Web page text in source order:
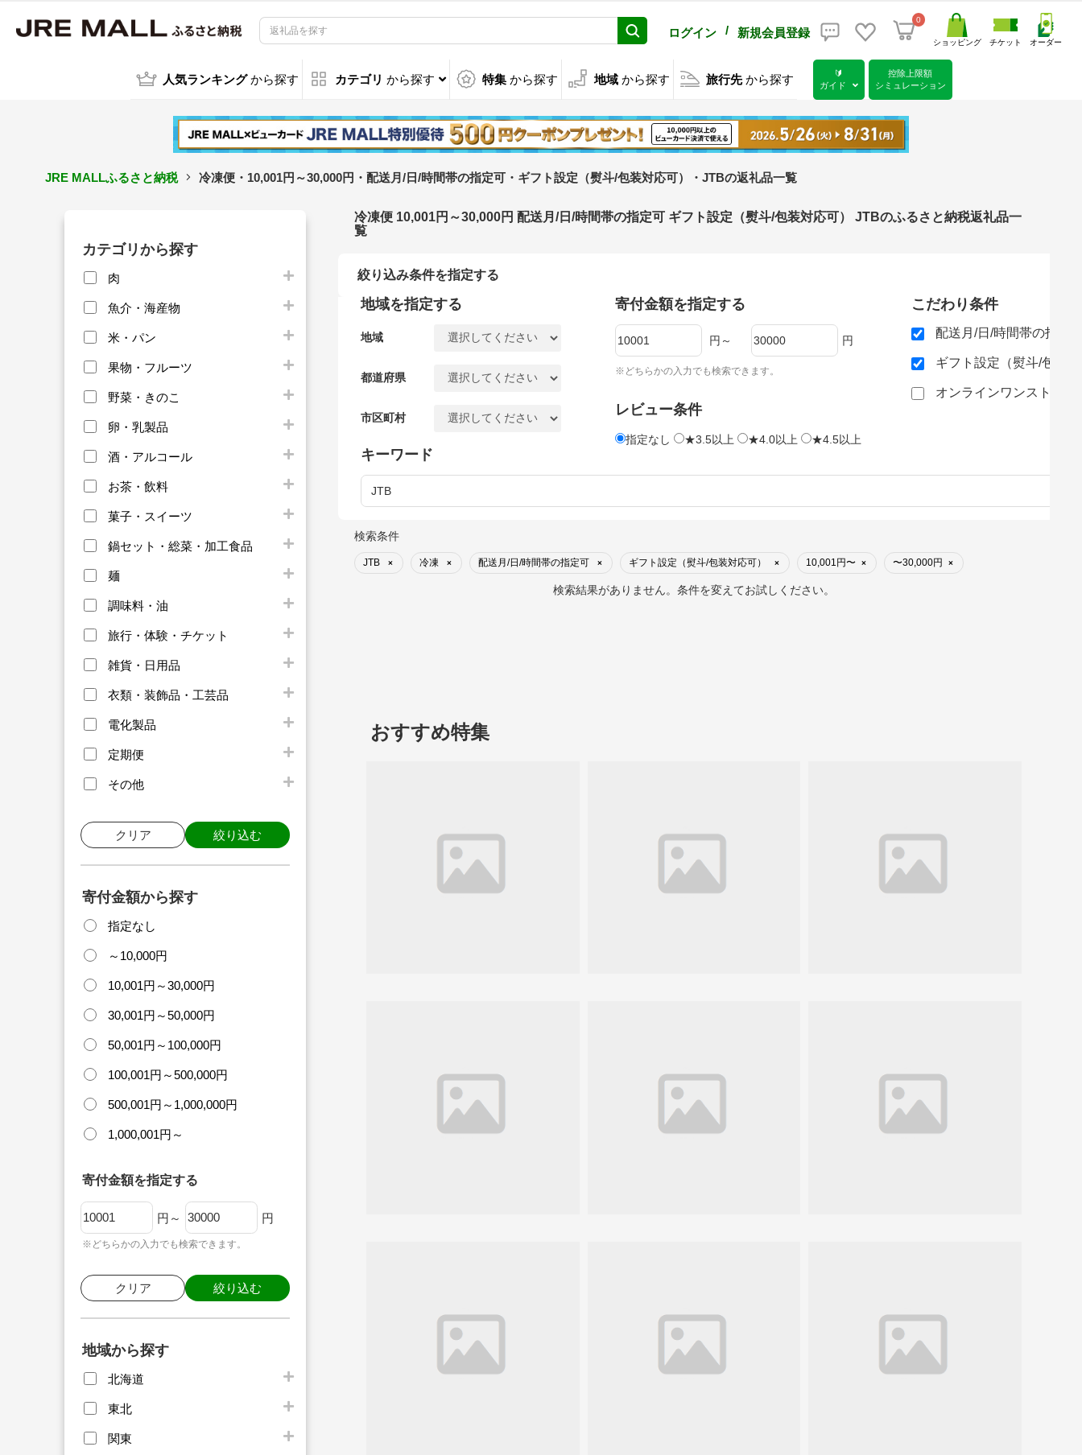
ログイン / 新規会員登録
0
ショッピング チケット オーダー
人気ランキング から探す カテゴリ から探す 特集 から探す 地域 から探す 旅行先 から探す
🔰
ガイド
控除上限額
シミュレーション
JRE MALLふるさと納税 冷凍便・10,001円～30,000円・配送月/日/時間帯の指定可・ギフト設定（熨斗/包装対応可）・JTBの返礼品一覧
カテゴリから探す
肉
魚介・海産物
米・パン
果物・フルーツ
野菜・きのこ
卵・乳製品
酒・アルコール
お茶・飲料
菓子・スイーツ
鍋セット・総菜・加工食品
麺
調味料・油
旅行・体験・チケット
雑貨・日用品
衣類・装飾品・工芸品
電化製品
定期便
その他
クリア 絞り込む
寄付金額から探す
指定なし
～10,000円
10,001円～30,000円
30,001円～50,000円
50,001円～100,000円
100,001円～500,000円
500,001円～1,000,000円
1,000,001円～
寄付金額を指定する
円～ 円
※どちらかの入力でも検索できます。
クリア 絞り込む
地域から探す
北海道
東北
関東
冷凍便 10,001円～30,000円 配送月/日/時間帯の指定可 ギフト設定（熨斗/包装対応可） JTBのふるさと納税返礼品一
覧
絞り込み条件を指定する
地域を指定する
地域
都道府県
市区町村
寄付金額を指定する
円～ 円
※どちらかの入力でも検索できます。
レビュー条件
指定なし ★3.5以上 ★4.0以上 ★4.5以上
こだわり条件
配送月/日/時間帯の指定
ギフト設定（熨斗/包装
オンラインワンストップ
キーワード
検索条件
JTB × 冷凍 × 配送月/日/時間帯の指定可 × ギフト設定（熨斗/包装対応可） × 10,001円〜 × 〜30,000円 ×
検索結果がありません。条件を変えてお試しください。
おすすめ特集